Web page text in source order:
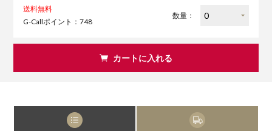
送料無料
G-Callポイント：748
数量：
カートに入れる